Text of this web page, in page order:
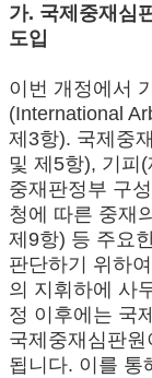
가. 국제중재심
도입
이번 개정에서
(International
제3항). 국제중
및 제5항), 기피
중재판정부 구
청에 따른 중재
제9항) 등 주요
판단하기 위하
의 지휘하에 사
정 이후에는 국
국제중재심판원
됩니다. 이를 통